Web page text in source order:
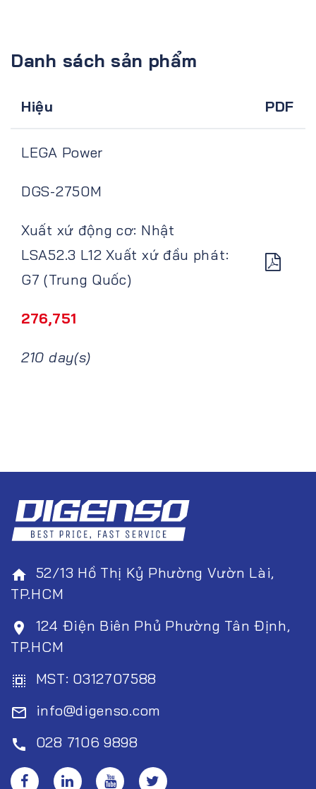
Danh sách sản phẩm
Hiệu PDF
LEGA Power
DGS-2750M
Xuất xứ động cơ: Nhật
LSA52.3 L12 Xuất xứ đầu phát:
G7 (Trung Quốc)
276,751
210 day(s)
home 52/13 Hồ Thị Kỷ Phường Vườn Lài,
TP.HCM
room
124 Điện Biên Phủ Phường Tân Định,
TP.HCM
select_all MST: 0312707588
mail_outline info@digenso.com
call 028 7106 9898